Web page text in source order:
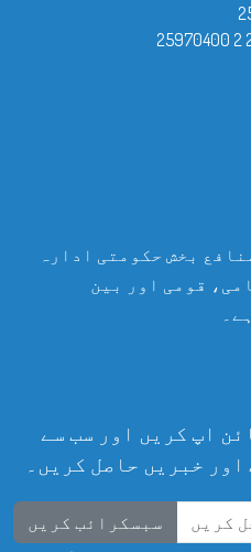
بخش حکومتی ادارہ
قومی اور بین
اپ کریں اور سب سے
خبریں حاصل کریں۔
سبسکرائب کریں